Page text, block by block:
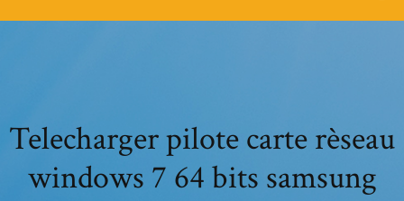
Telecharger pilote carte rèseau
windows 7 64 bits samsung